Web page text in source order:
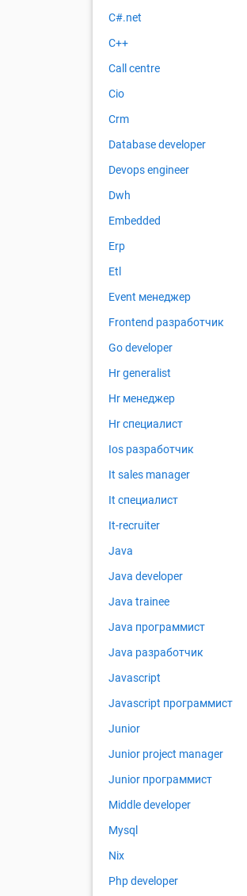
C#.net
C++
Call centre
Cio
Crm
Database developer
Devops engineer
Dwh
Embedded
Erp
Etl
Event менеджер
Frontend разработчик
Go developer
Hr generalist
Hr менеджер
Hr специалист
Ios разработчик
It sales manager
It специалист
It-recruiter
Java
Java developer
Java trainee
Java программист
Java разработчик
Javascript
Javascript программист
Junior
Junior project manager
Junior программист
Middle developer
Mysql
Nix
Php developer